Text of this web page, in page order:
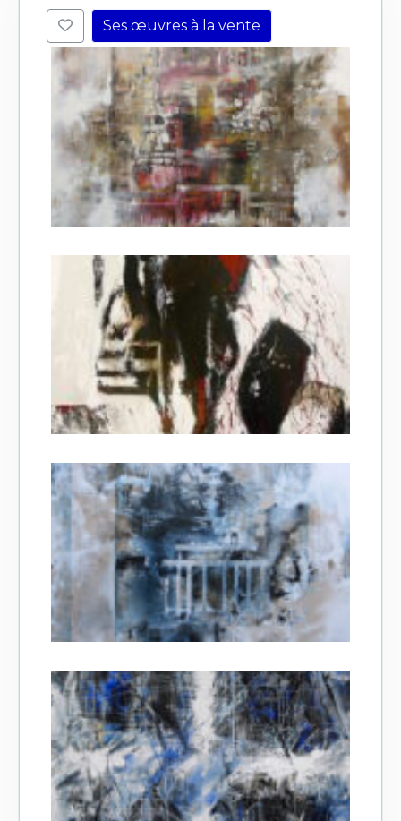
Ses œuvres à la vente